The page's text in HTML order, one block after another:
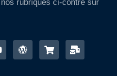
rubriques ci-contre sur